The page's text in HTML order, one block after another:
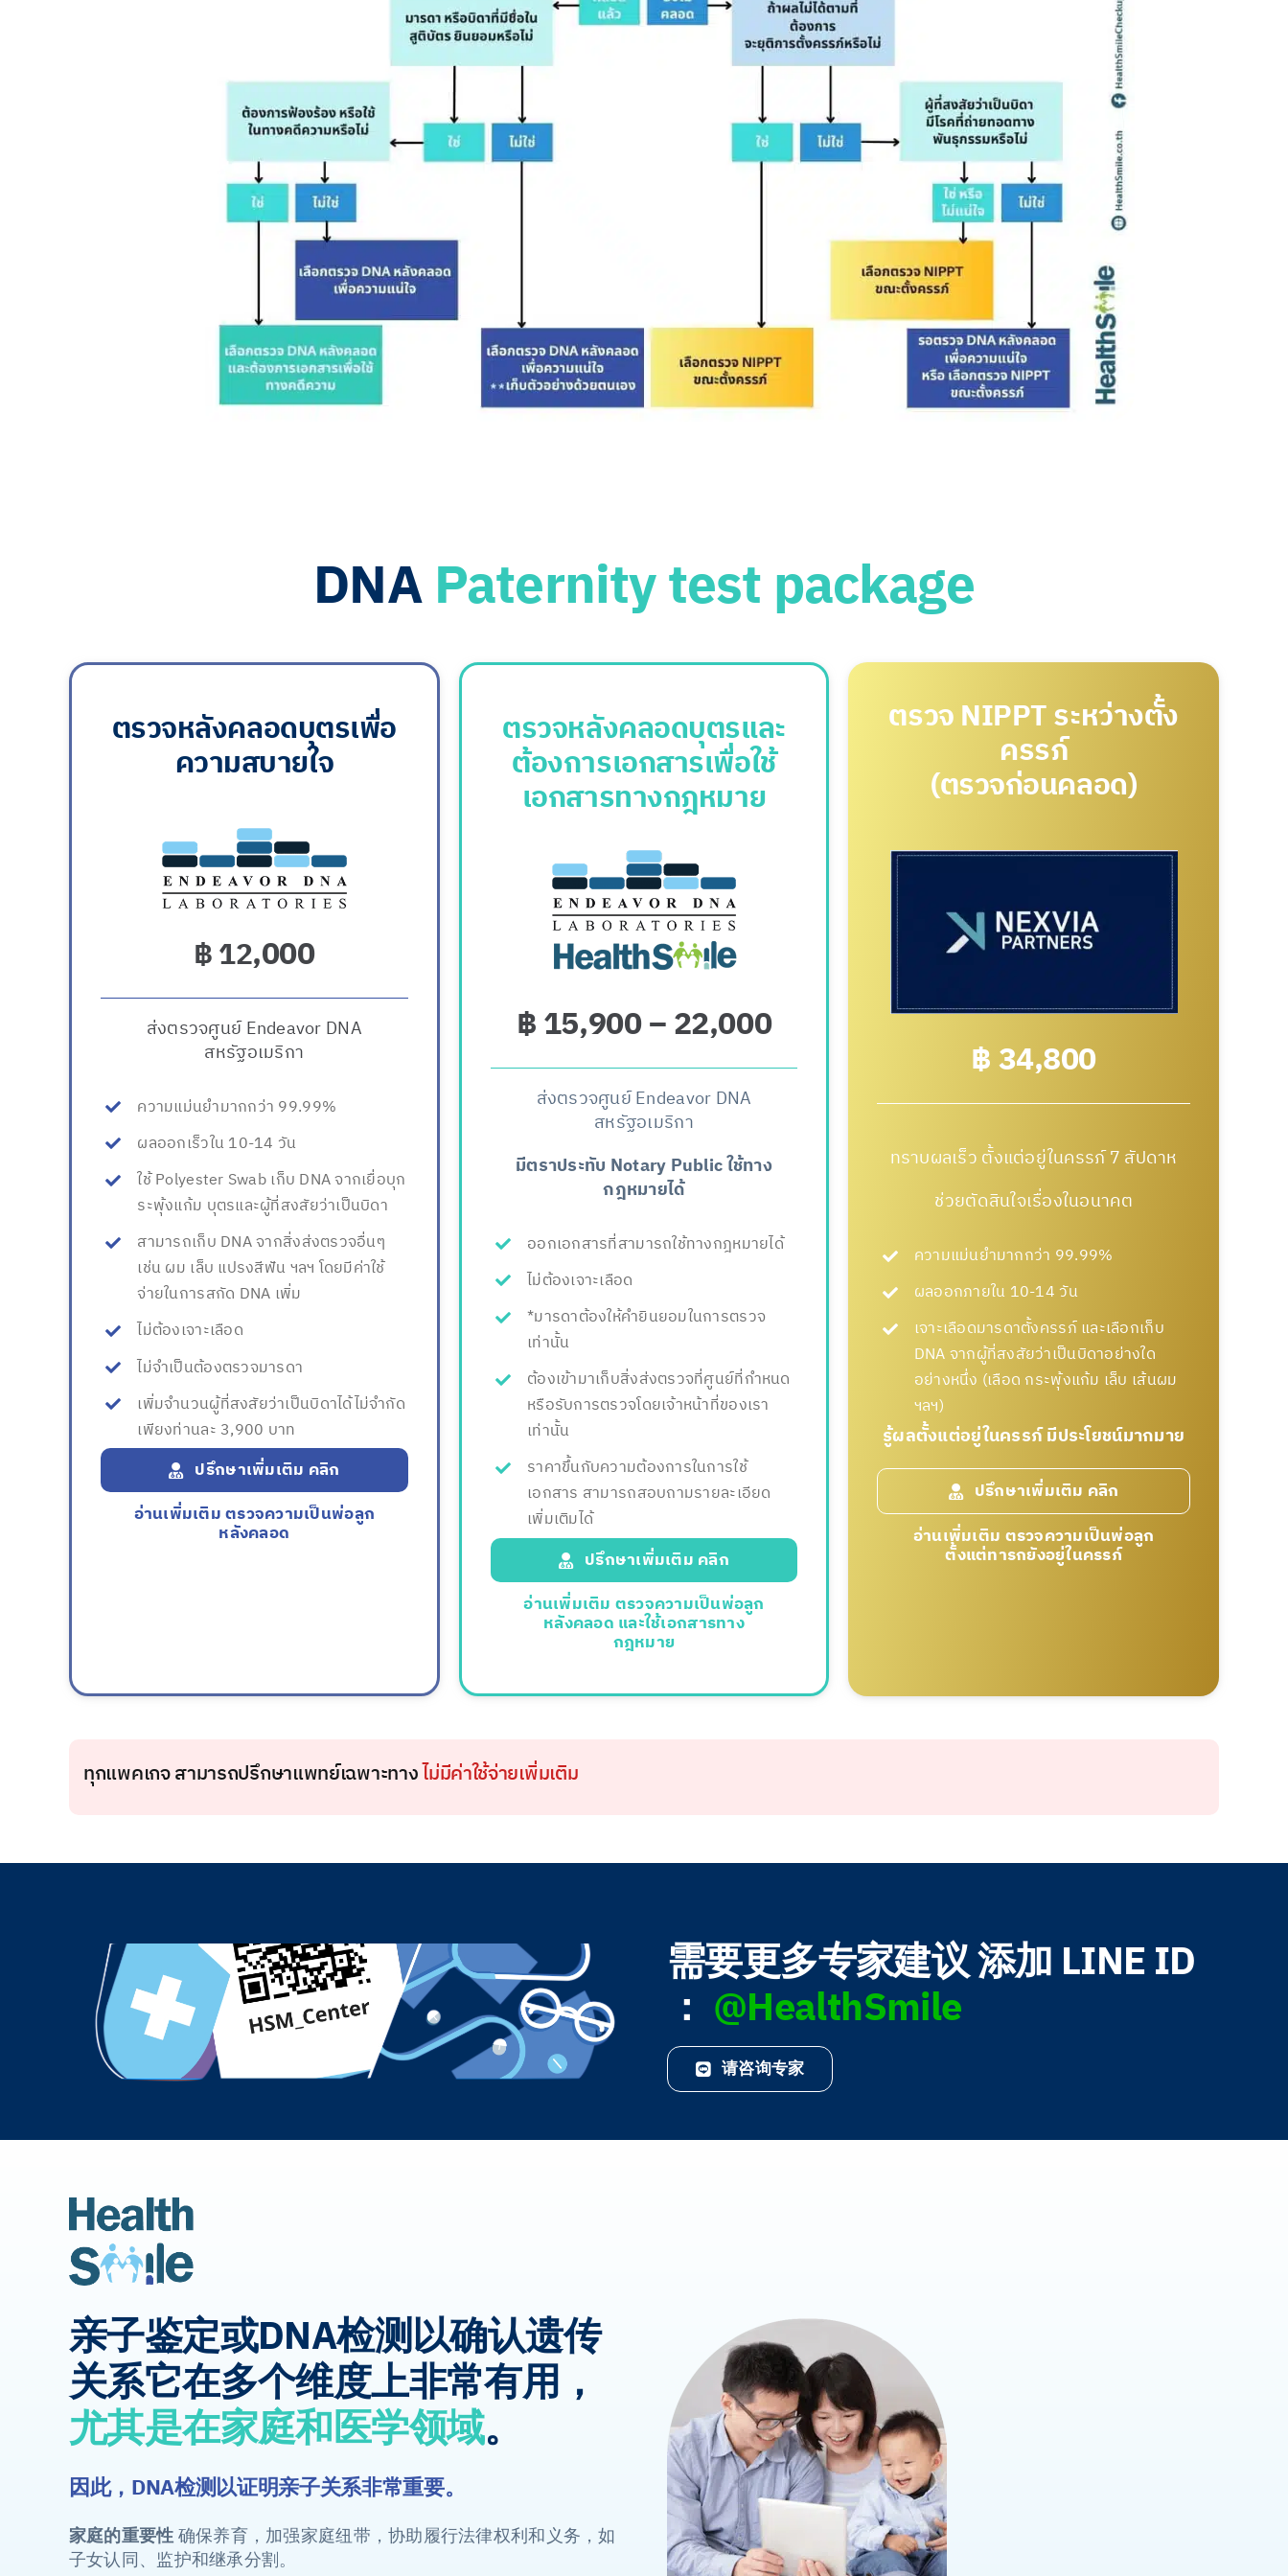
DNAPaternity test package
ตรวจหลังคลอดบุตรเพื่อ
ความสบายใจ
฿ 12,000
ส่งตรวจศูนย์ Endeavor DNA
สหรัฐอเมริกา
ความแม่นยำมากกว่า 99.99%
ผลออกเร็วใน 10-14 วัน
ใช้ Polyester Swab เก็บ DNA จากเยื่อบุก
ระพุ้งแก้ม บุตรและผู้ที่สงสัยว่าเป็นบิดา
สามารถเก็บ DNA จากสิ่งส่งตรวจอื่นๆ
เช่น ผม เล็บ แปรงสีฟัน ฯลฯ โดยมีค่าใช้
จ่ายในการสกัด DNA เพิ่ม
ไม่ต้องเจาะเลือด
ไม่จำเป็นต้องตรวจมารดา
เพิ่มจำนวนผู้ที่สงสัยว่าเป็นบิดาได้ไม่จำกัด
เพียงท่านละ 3,900 บาท
ปรึกษาเพิ่มเติม คลิก
อ่านเพิ่มเติม ตรวจความเป็นพ่อลูก
หลังคลอด
ตรวจหลังคลอดบุตรและ
ต้องการเอกสารเพื่อใช้
เอกสารทางกฎหมาย
฿ 15,900 – 22,000
ส่งตรวจศูนย์ Endeavor DNA
สหรัฐอเมริกา
มีตราประทับ Notary Public ใช้ทาง
กฎหมายได้
ออกเอกสารที่สามารถใช้ทางกฎหมายได้
ไม่ต้องเจาะเลือด
*มารดาต้องให้คำยินยอมในการตรวจ
เท่านั้น
ต้องเข้ามาเก็บสิ่งส่งตรวจที่ศูนย์ที่กำหนด
หรือรับการตรวจโดยเจ้าหน้าที่ของเรา
เท่านั้น
ราคาขึ้นกับความต้องการในการใช้
เอกสาร สามารถสอบถามรายละเอียด
เพิ่มเติมได้
ปรึกษาเพิ่มเติม คลิก
อ่านเพิ่มเติม ตรวจความเป็นพ่อลูก
หลังคลอด และใช้เอกสารทาง
กฎหมาย
ตรวจ NIPPT ระหว่างตั้ง
ครรภ์
(ตรวจก่อนคลอด)
฿ 34,800
ทราบผลเร็ว ตั้งแต่อยู่ในครรภ์ 7 สัปดาห
ช่วยตัดสินใจเรื่องในอนาคต
ความแม่นยำมากกว่า 99.99%
ผลออกภายใน 10-14 วัน
เจาะเลือดมารดาตั้งครรภ์ และเลือกเก็บ
DNA จากผู้ที่สงสัยว่าเป็นบิดาอย่างใด
อย่างหนึ่ง (เลือด กระพุ้งแก้ม เล็บ เส้นผม
ฯลฯ)
รู้้ผลตั้งแต่อยู่ในครรภ์ มีประโยชน์มากมาย
ปรึกษาเพิ่มเติม คลิก
อ่านเพิ่มเติม ตรวจความเป็นพ่อลูก
ตั้งแต่ทารกยังอยู่ในครรภ์
ทุกแพคเกจ สามารถปรึกษาแพทย์เฉพาะทางไม่มีค่าใช้จ่ายเพิ่มเติม
需要更多专家建议 添加 LINE ID
： @HealthSmile
请咨询专家
亲子鉴定或DNA检测以确认遗传
关系它在多个维度上非常有用，
尤其是在家庭和医学领域。
因此，DNA检测以证明亲子关系非常重要。
家庭的重要性确保养育，加强家庭纽带，协助履行法律权利和义务，如
子女认同、监护和继承分割。